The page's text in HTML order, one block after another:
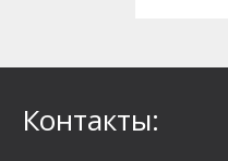
Контакты: